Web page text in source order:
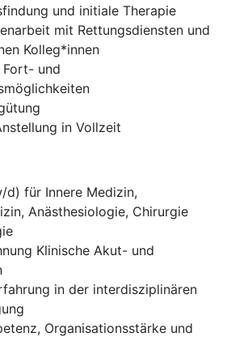
und initiale Therapie
mit Rettungsdiensten und
Kolleg*innen
Fort- und
in Vollzeit
d) für Innere Medizin,
Anästhesiologie, Chirurgie
Klinische Akut- und
in der interdisziplinären
Organisationsstärke und